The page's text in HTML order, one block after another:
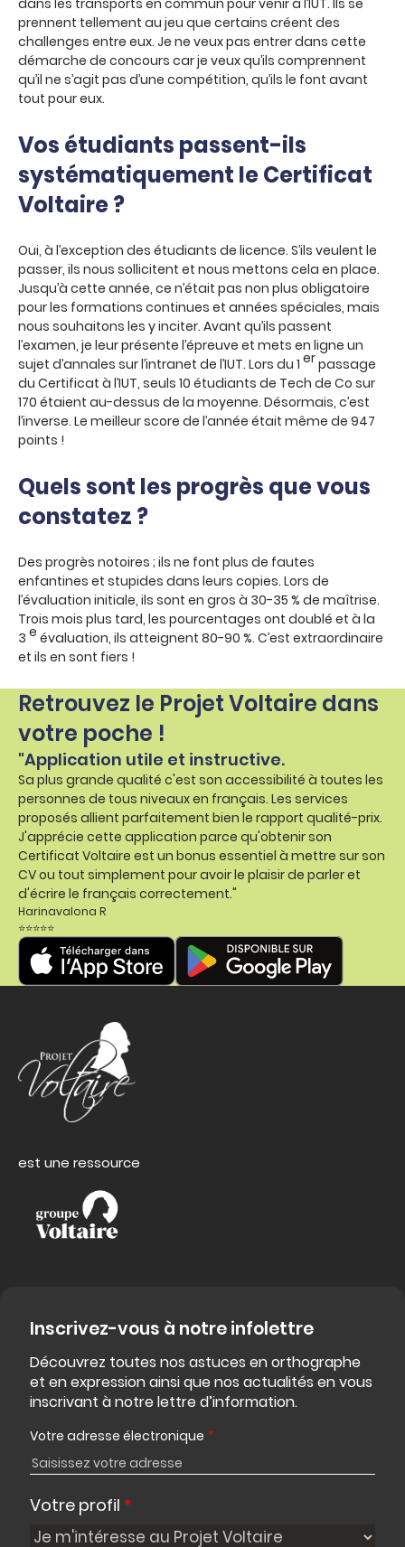
dans les transports en commun pour venir à l’IUT. Ils se
prennent tellement au jeu que certains créent des
challenges entre eux. Je ne veux pas entrer dans cette
démarche de concours car je veux qu’ils comprennent
qu’il ne s’agit pas d’une compétition, qu’ils le font avant
tout pour eux.
Vos étudiants passent-ils
systématiquement le Certificat
Voltaire ?
Oui, à l’exception des étudiants de licence. S’ils veulent le
passer, ils nous sollicitent et nous mettons cela en place.
Jusqu’à cette année, ce n’était pas non plus obligatoire
pour les formations continues et années spéciales, mais
nous souhaitons les y inciter. Avant qu’ils passent
l’examen, je leur présente l’épreuve et mets en ligne un
sujet d’annales sur l’intranet de l’IUT. Lors du 1 erpassage
du Certificat à l’IUT, seuls 10 étudiants de Tech de Co sur
170 étaient au-dessus de la moyenne. Désormais, c’est
l’inverse. Le meilleur score de l’année était même de 947
points !
Quels sont les progrès que vous
constatez ?
Des progrès notoires ; ils ne font plus de fautes
enfantines et stupides dans leurs copies. Lors de
l’évaluation initiale, ils sont en gros à 30-35 % de maîtrise.
Trois mois plus tard, les pourcentages ont doublé et à la
3 e évaluation, ils atteignent 80-90 %. C’est extraordinaire
et ils en sont fiers !
Retrouvez le Projet Voltaire dans
votre poche !
"Application utile et instructive.
Sa plus grande qualité c'est son accessibilité à toutes les
personnes de tous niveaux en français. Les services
proposés allient parfaitement bien le rapport qualité-prix.
J'apprécie cette application parce qu'obtenir son
Certificat Voltaire est un bonus essentiel à mettre sur son
CV ou tout simplement pour avoir le plaisir de parler et
d'écrire le français correctement."
Harinavalona R
⭐⭐⭐⭐⭐
est une ressource
Inscrivez-vous à notre infolettre
Découvrez toutes nos astuces en orthographe
et en expression ainsi que nos actualités en vous
inscrivant à notre lettre d’information.
Votre adresse électronique *
Votre profil *